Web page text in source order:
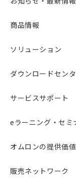
商品情報
ソリューション
ダウンロードセンタ
サービスサポート
eラーニング・セミ
オムロンの提供価値
販売ネットワーク